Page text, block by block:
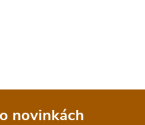
novinkách